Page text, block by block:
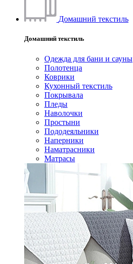
Домашний текстиль
Домашний текстиль
Одежда для бани и сауны
Полотенца
Коврики
Кухонный текстиль
Покрывала
Пледы
Наволочки
Простыни
Пододеяльники
Наперники
Наматрасники
Матрасы